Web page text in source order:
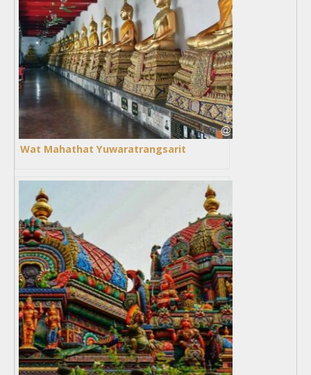
Wat Mahathat Yuwaratrangsarit